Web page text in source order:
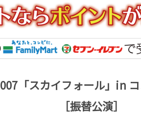
007「スカイフォール」in
［振替公演］